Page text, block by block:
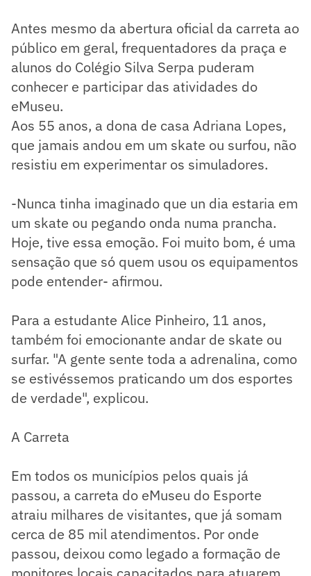
Antes mesmo da abertura oficial da carreta ao
público em geral, frequentadores da praça e
alunos do Colégio Silva Serpa puderam
conhecer e participar das atividades do
eMuseu.
Aos 55 anos, a dona de casa Adriana Lopes,
que jamais andou em um skate ou surfou, não
resistiu em experimentar os simuladores.
-Nunca tinha imaginado que un dia estaria em
um skate ou pegando onda numa prancha.
Hoje, tive essa emoção. Foi muito bom, é uma
sensação que só quem usou os equipamentos
pode entender- afirmou.
Para a estudante Alice Pinheiro, 11 anos,
também foi emocionante andar de skate ou
surfar. "A gente sente toda a adrenalina, como
se estivéssemos praticando um dos esportes
de verdade", explicou.
A Carreta
Em todos os municípios pelos quais já
passou, a carreta do eMuseu do Esporte
atraiu milhares de visitantes, que já somam
cerca de 85 mil atendimentos. Por onde
passou, deixou como legado a formação de